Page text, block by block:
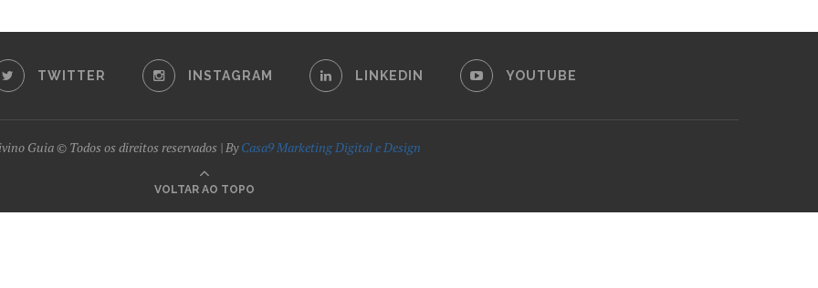
TWITTER INSTAGRAM LINKEDIN YOUTUBE
Guia © Todos os direitos reservados | ByCasa9 Marketing Digital e Design
VOLTAR AO TOPO